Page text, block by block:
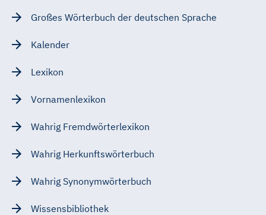
Großes Wörterbuch der deutschen Sprache
Kalender
Lexikon
Vornamenlexikon
Wahrig Fremdwörterlexikon
Wahrig Herkunftswörterbuch
Wahrig Synonymwörterbuch
Wissensbibliothek